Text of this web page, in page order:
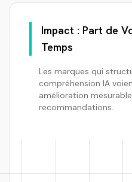
Impact : Part de
Temps
Les marques qui
compréhension IA
amélioration
recommandations.